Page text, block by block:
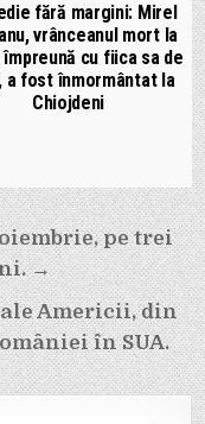
fără margini: Mirel
vrânceanul mort la
împreună cu fiica sa de
a fost înmormântat la
Chiojdeni
pe trei
→
Americii, din
în SUA.